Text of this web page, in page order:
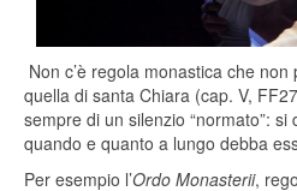
Non c’è regola monastica che
quella di santa Chiara (cap. V,
sempre di un silenzio “normato”:
quando e quanto a lungo debba
Per esempio l’Ordo Monasterii,